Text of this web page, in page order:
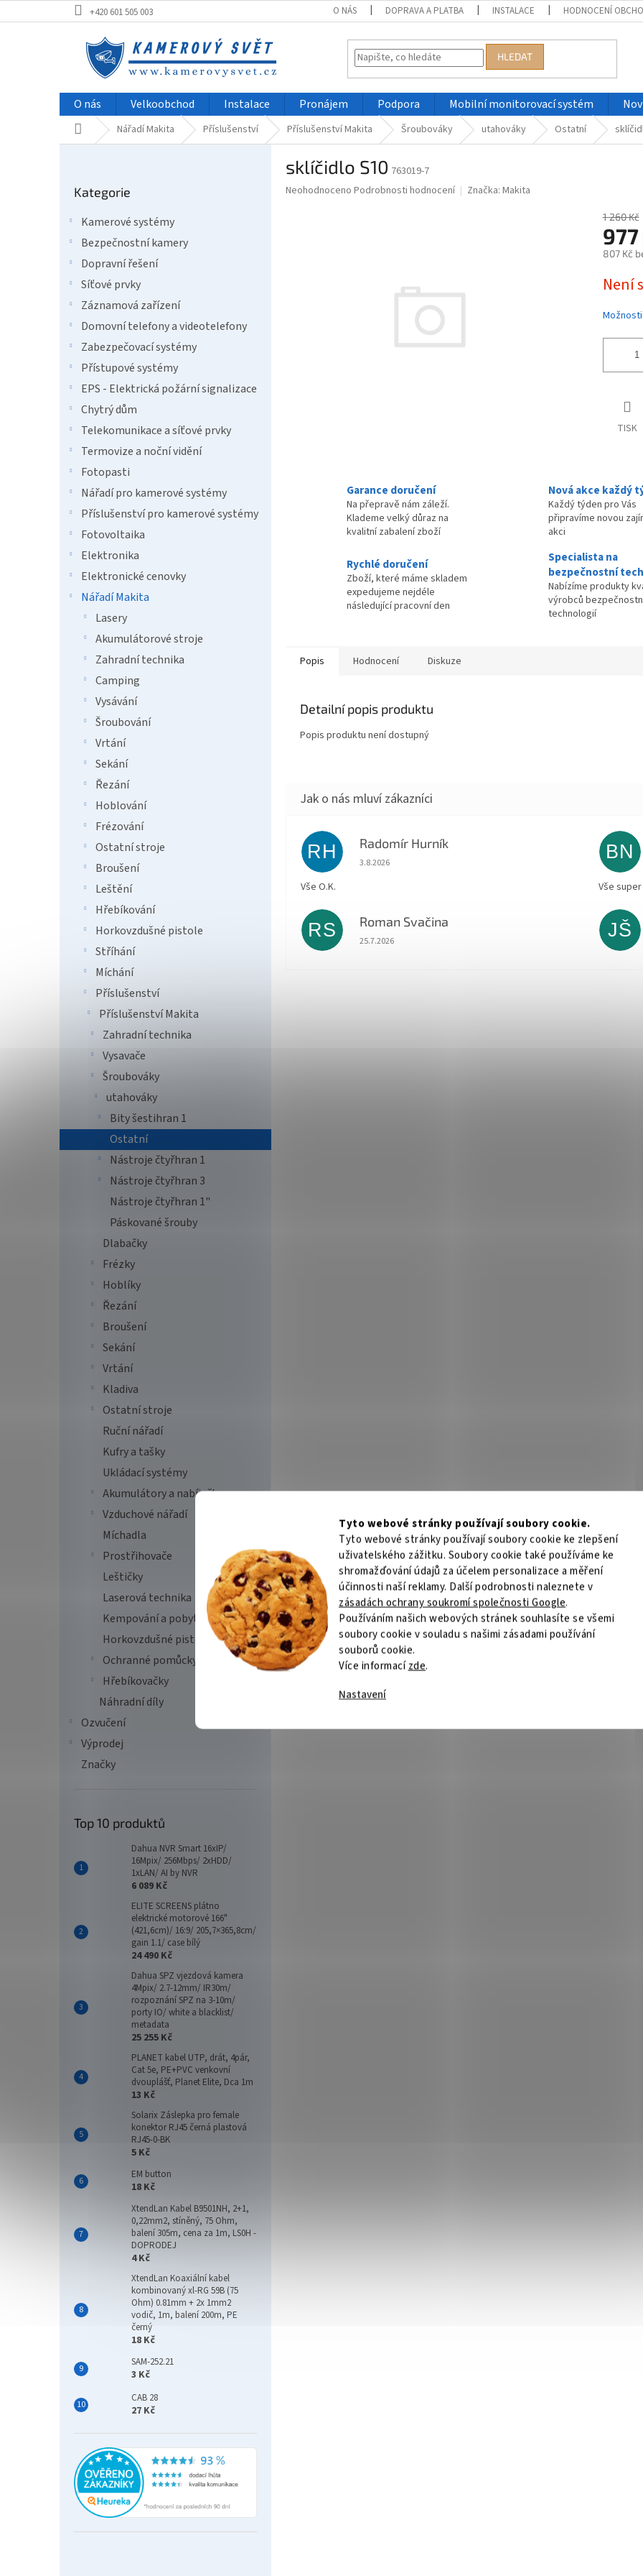
Tyto webové stránky používají soubory cookie.
Tyto webové stránky používají soubory cookie ke zlepšení
uživatelského zážitku. Soubory cookie také používáme ke
shromažďování údajů za účelem personalizace a měření
účinnosti naší reklamy. Další podrobnosti naleznete v
zásadách ochrany soukromí společnosti Google.
Používáním našich webových stránek souhlasíte se všemi
soubory cookie v souladu s našimi zásadami používání
souborů cookie.
Více informacízde.
Nastavení
na
+420 601 505 003 O NÁS DOPRAVA A PLATBA INSTALACE HODNOCENÍ
HLEDAT
O nás Velkoobchod Instalace Pronájem Podpora Mobilní monitorovací systém
Domů Nářadí Makita Příslušenství Příslušenství Makita Šroubováky utahováky Ostatní
kategorie
Kategorie
Kamerové systémy
Bezpečnostní kamery
Dopravní řešení
Síťové prvky
Záznamová zařízení
Domovní telefony a videotelefony
Zabezpečovací systémy
Přístupové systémy
EPS - Elektrická požární signalizace
Chytrý dům
Telekomunikace a síťové prvky
Termovize a noční vidění
Fotopasti
Nářadí pro kamerové systémy
Příslušenství pro kamerové systémy
Fotovoltaika
Elektronika
Elektronické cenovky
Nářadí Makita
Lasery
Akumulátorové stroje
Zahradní technika
Camping
Vysávání
Šroubování
Vrtání
Sekání
Řezání
Hoblování
Frézování
Ostatní stroje
Broušení
Leštění
Hřebíkování
Horkovzdušné pistole
Stříhání
Míchání
Příslušenství
Příslušenství Makita
Zahradní technika
Vysavače
Šroubováky
utahováky
Bity šestihran 1
Ostatní
Nástroje čtyřhran 1
Nástroje čtyřhran 3
Nástroje čtyřhran 1"
Páskované šrouby
Dlabačky
Frézky
Hoblíky
Řezání
Broušení
Sekání
Vrtání
Kladiva
Ostatní stroje
Ruční nářadí
Kufry a tašky
Ukládací systémy
Akumulátory a nabíječky
Vzduchové nářadí
Míchadla
Prostřihovače
Leštičky
Laserová technika
Kempování a pobyt v přírodě
Horkovzdušné pistole
Ochranné pomůcky
Hřebíkovačky
Náhradní díly
Ozvučení
Výprodej
Značky
Top 10 produktů
Dahua NVR Smart 16xIP/
16Mpix/ 256Mbps/ 2xHDD/
1xLAN/ AI by NVR
6 089 Kč
ELITE SCREENS plátno
elektrické motorové 166"
(421,6cm)/ 16:9/ 205,7×365,8cm/
gain 1.1/ case bílý
24 490 Kč
Dahua SPZ vjezdová kamera
4Mpix/ 2.7-12mm/ IR30m/
rozpoznání SPZ na 3-10m/
porty IO/ white a blacklist/
metadata
25 255 Kč
PLANET kabel UTP, drát, 4pár,
Cat 5e, PE+PVC venkovní
dvouplášť, Planet Elite, Dca 1m
13 Kč
Solarix Záslepka pro female
konektor RJ45 černá plastová
RJ45-0-BK
5 Kč
EM button
18 Kč
XtendLan Kabel B9501NH, 2+1,
0,22mm2, stíněný, 75 Ohm,
balení 305m, cena za 1m, LS0H -
DOPRODEJ
4 Kč
XtendLan Koaxiální kabel
kombinovaný xl-RG 59B (75
Ohm) 0.81mm + 2x 1mm2
vodič, 1m, balení 200m, PE
černý
18 Kč
SAM-252.21
3 Kč
CAB 28
27 Kč
sklíčidlo S10 763019-7
Průměrné
Neohodnoceno Podrobnosti hodnocení Značka: Makita
1 260 Kč
977
807 Kč
cena:
Není
TISK
Garance doručení
Na přepravě nám záleží.
Klademe velký důraz na
kvalitní zabalení zboží
Nová akce každý
Každý týden pro Vás
připravíme novou
akci
Rychlé doručení
Zboží, které máme skladem
expedujeme nejdéle
následující pracovní den
Specialista na
bezpečnostní
Nabízíme produkty
výrobců
technologií
Popis Hodnocení Diskuze
Detailní popis produktu
Popis produktu není dostupný
RH Radomír Hurník
Hodnocení obchodu je 5 z 5 hvězdiček.
3.8.2026
Vše O.K.
BN
Vše
RS Roman Svačina
Hodnocení obchodu je 5 z 5 hvězdiček.
25.7.2026
JŠ